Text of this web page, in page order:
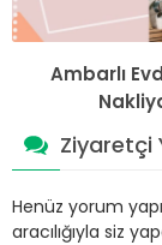
Ambarlı
Ziyaretçi
Henüz yorum
aracılığıyla siz